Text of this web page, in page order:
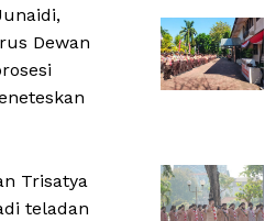
Dewan
Trisatya
teladan